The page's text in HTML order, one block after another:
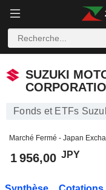
SUZUKI
Fonds et ETFs
Marché Fermé - Japan
1 956,00 JPY